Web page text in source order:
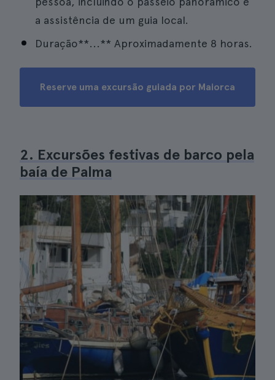
a assistência de um guia local.
Duração**...** Aproximadamente 8 horas.
Reserve uma excursão guiada por Maiorca
2. Excursões festivas de barco pela
baía de Palma